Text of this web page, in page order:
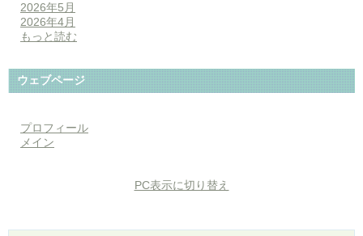
2026年5月
2026年4月
もっと読む
ウェブページ
プロフィール
メイン
PC表示に切り替え